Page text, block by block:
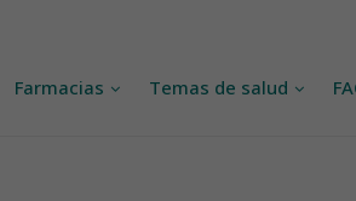
Farmacias Temas de salud